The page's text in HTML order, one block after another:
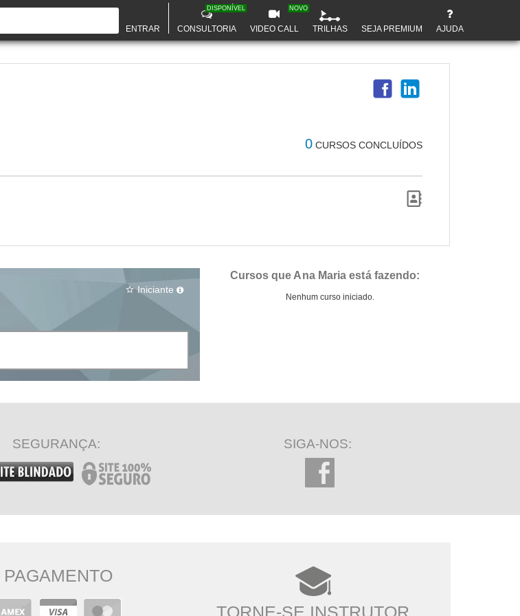
ENTRAR CONSULTORIA
DISPONÍVEL
VIDEO CALL
NOVO
TRILHAS SEJA PREMIUM AJUDA
0 CURSOS CONCLUÍDOS
star_border Iniciante
Cursos que Ana Maria está fazendo:
Nenhum curso iniciado.
SEGURANÇA: SIGA-NOS:
PAGAMENTO
TORNE-SE INSTRUTOR